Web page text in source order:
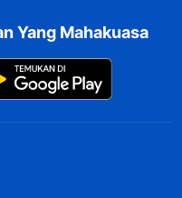
Yang Mahakuasa